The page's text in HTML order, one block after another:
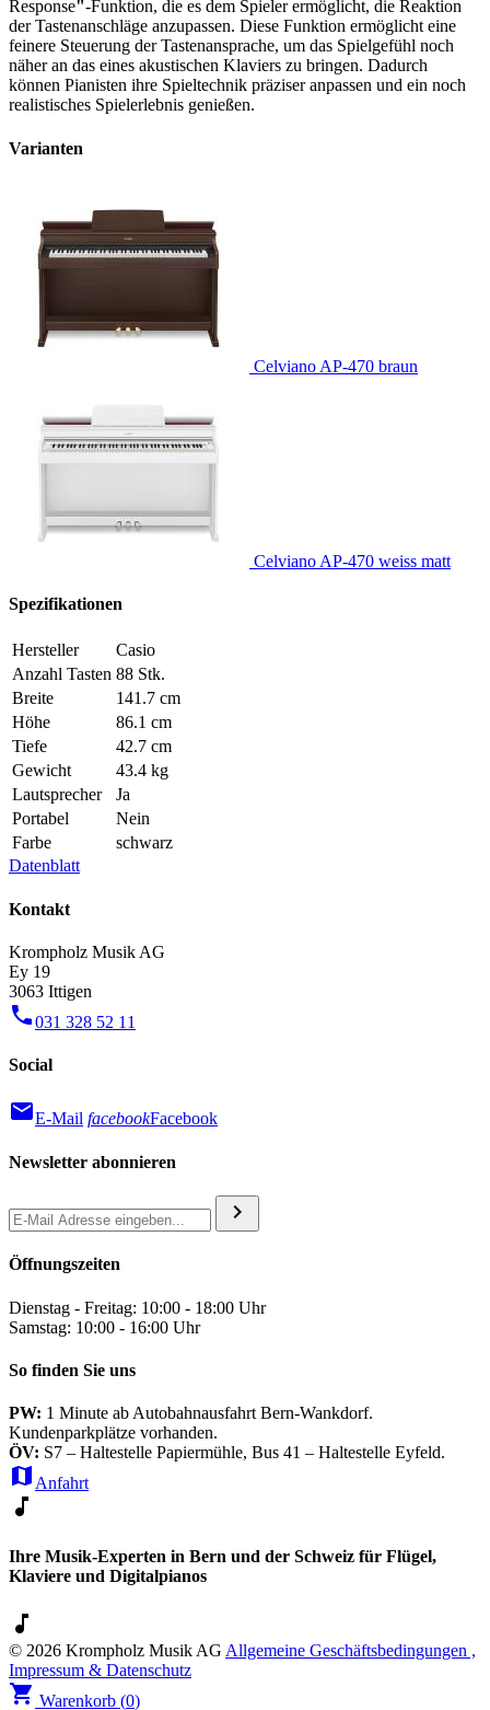
Response"-Funktion, die es dem Spieler ermöglicht, die Reaktion
der Tastenanschläge anzupassen. Diese Funktion ermöglicht eine
feinere Steuerung der Tastenansprache, um das Spielgefühl noch
näher an das eines akustischen Klaviers zu bringen. Dadurch
können Pianisten ihre Spieltechnik präziser anpassen und ein noch
realistisches Spielerlebnis genießen.
Varianten
Celviano AP-470 braun
Celviano AP-470 weiss matt
Spezifikationen
Hersteller
Casio
Anzahl Tasten 88 Stk.
Breite
141.7 cm
Höhe
86.1 cm
Tiefe
42.7 cm
Gewicht
43.4 kg
Lautsprecher
Ja
Portabel
Nein
Farbe
schwarz
Datenblatt
Kontakt
Krompholz Musik AG
Ey 19
3063 Ittigen
phone031 328 52 11
Social
mailE-Mail facebookFacebook
Newsletter abonnieren
chevron_right
Öffnungszeiten
Dienstag - Freitag: 10:00 - 18:00 Uhr
Samstag: 10:00 - 16:00 Uhr
So finden Sie uns
PW: 1 Minute ab Autobahnausfahrt Bern-Wankdorf.
Kundenparkplätze vorhanden.
ÖV: S7 – Haltestelle Papiermühle, Bus 41 – Haltestelle Eyfeld.
map Anfahrt
music_note
Ihre Musik-Experten in Bern und der Schweiz für Flügel,
Klaviere und Digitalpianos
music_note
© 2026 Krompholz Musik AG Allgemeine Geschäftsbedingungen ,
Impressum & Datenschutz
shopping_cart Warenkorb (0)